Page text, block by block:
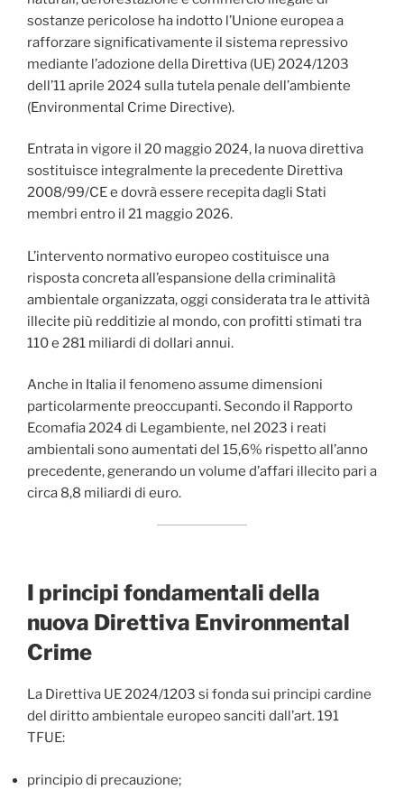
sostanze pericolose ha indotto l’Unione europea a
rafforzare significativamente il sistema repressivo
mediante l’adozione della Direttiva (UE) 2024/1203
dell’11 aprile 2024 sulla tutela penale dell’ambiente
(Environmental Crime Directive).
Entrata in vigore il 20 maggio 2024, la nuova direttiva
sostituisce integralmente la precedente Direttiva
2008/99/CE e dovrà essere recepita dagli Stati
membri entro il 21 maggio 2026.
L’intervento normativo europeo costituisce una
risposta concreta all’espansione della criminalità
ambientale organizzata, oggi considerata tra le attività
illecite più redditizie al mondo, con profitti stimati tra
110 e 281 miliardi di dollari annui.
Anche in Italia il fenomeno assume dimensioni
particolarmente preoccupanti. Secondo il Rapporto
Ecomafia 2024 di Legambiente, nel 2023 i reati
ambientali sono aumentati del 15,6% rispetto all’anno
precedente, generando un volume d’affari illecito pari a
circa 8,8 miliardi di euro.
I principi fondamentali della
nuova Direttiva Environmental
Crime
La Direttiva UE 2024/1203 si fonda sui principi cardine
del diritto ambientale europeo sanciti dall’art. 191
TFUE:
principio di precauzione;